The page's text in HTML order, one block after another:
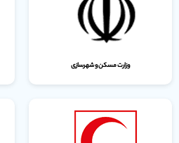
وزارت مسکن و شهرسازی